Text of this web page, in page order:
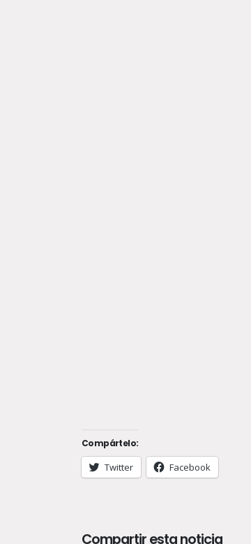
Compártelo:
Twitter Facebook
Compartir esta noticia